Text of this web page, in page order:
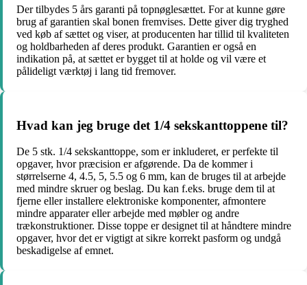
Der tilbydes 5 års garanti på topnøglesættet. For at kunne gøre
brug af garantien skal bonen fremvises. Dette giver dig tryghed
ved køb af sættet og viser, at producenten har tillid til kvaliteten
og holdbarheden af deres produkt. Garantien er også en
indikation på, at sættet er bygget til at holde og vil være et
pålideligt værktøj i lang tid fremover.
Hvad kan jeg bruge det 1/4 sekskanttoppene til?
De 5 stk. 1/4 sekskanttoppe, som er inkluderet, er perfekte til
opgaver, hvor præcision er afgørende. Da de kommer i
størrelserne 4, 4.5, 5, 5.5 og 6 mm, kan de bruges til at arbejde
med mindre skruer og beslag. Du kan f.eks. bruge dem til at
fjerne eller installere elektroniske komponenter, afmontere
mindre apparater eller arbejde med møbler og andre
trækonstruktioner. Disse toppe er designet til at håndtere mindre
opgaver, hvor det er vigtigt at sikre korrekt pasform og undgå
beskadigelse af emnet.